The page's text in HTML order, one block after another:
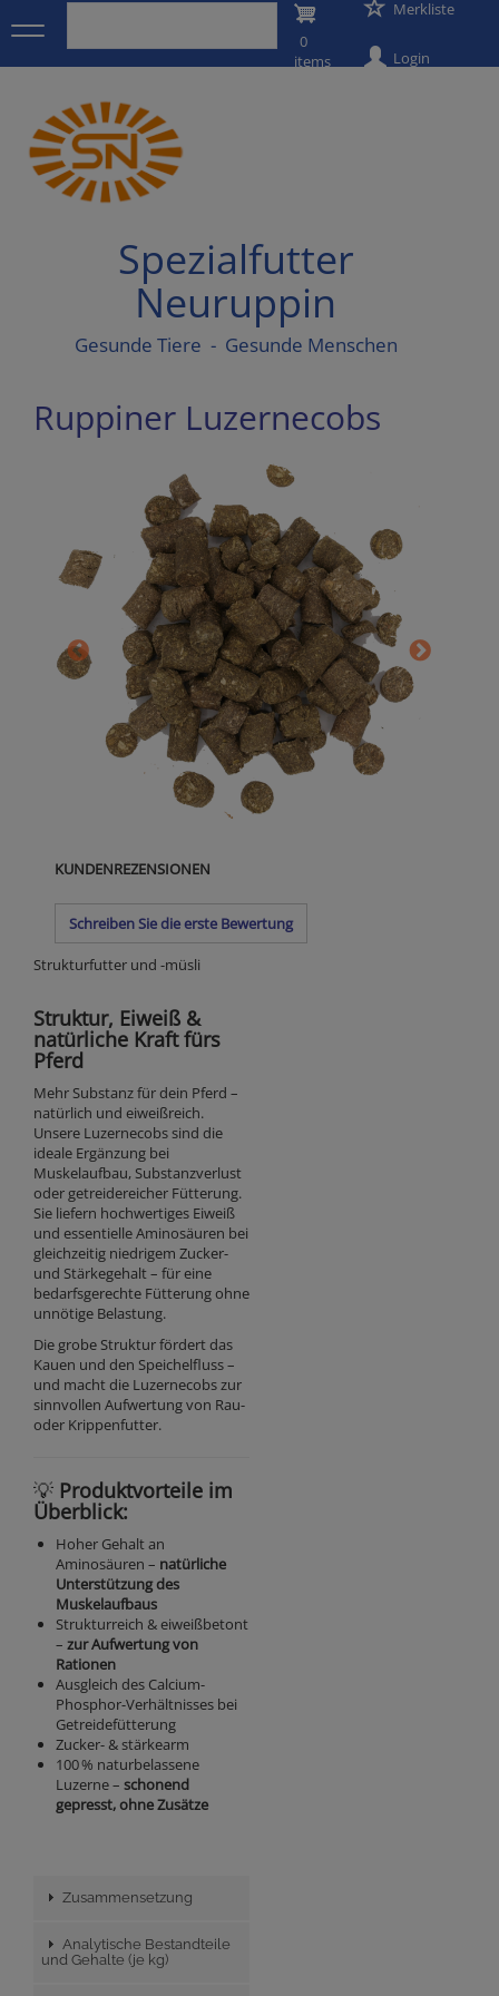
zum
User
account
Merkliste
Login
0
items
Spezialfutter
Neuruppin
Gesunde Tiere - Gesunde Menschen
Ruppiner Luzernecobs
KUNDENREZENSIONEN
Schreiben Sie die erste Bewertung
Strukturfutter und -müsli
Struktur, Eiweiß &
natürliche Kraft fürs
Pferd
Mehr Substanz für dein Pferd –
natürlich und eiweißreich.
Unsere Luzernecobs sind die
ideale Ergänzung bei
Muskelaufbau, Substanzverlust
oder getreidereicher Fütterung.
Sie liefern hochwertiges Eiweiß
und essentielle Aminosäuren bei
gleichzeitig niedrigem Zucker-
und Stärkegehalt – für eine
bedarfsgerechte Fütterung ohne
unnötige Belastung.
Die grobe Struktur fördert das
Kauen und den Speichelfluss –
und macht die Luzernecobs zur
sinnvollen Aufwertung von Rau-
oder Krippenfutter.
💡 Produktvorteile im
Überblick:
Hoher Gehalt an
Aminosäuren – natürliche
Unterstützung des
Muskelaufbaus
Strukturreich & eiweißbetont
– zur Aufwertung von
Rationen
Ausgleich des Calcium-
Phosphor-Verhältnisses bei
Getreidefütterung
Zucker- & stärkearm
100 % naturbelassene
Luzerne – schonend
gepresst, ohne Zusätze
Zusammensetzung
Analytische Bestandteile
und Gehalte (je kg)